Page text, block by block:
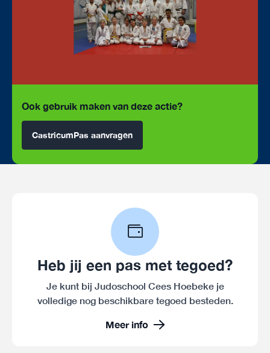
Ook gebruik maken van deze actie?
CastricumPas aanvragen
Heb jij een pas met tegoed?
Je kunt bij Judoschool Cees Hoebeke je
volledige nog beschikbare tegoed besteden.
Meer info